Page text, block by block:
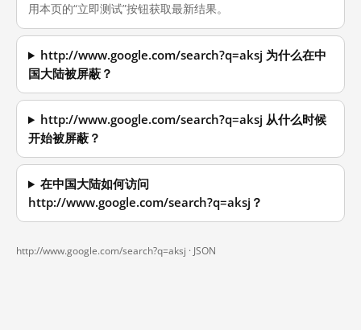
用本页的“立即测试”按钮获取最新结果。
http://www.google.com/search?q=aksj 为什么在中
国大陆被屏蔽？
http://www.google.com/search?q=aksj 从什么时候
开始被屏蔽？
在中国大陆如何访问
http://www.google.com/search?q=aksj？
http://www.google.com/search?q=aksj · JSON